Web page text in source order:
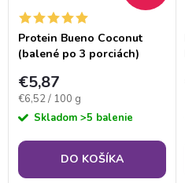
Protein Bueno Coconut
(balené po 3 porciách)
€5,87
Jednotková
cena:
€6,52 / 100 g
Skladom >5 balenie
DO KOŠÍKA